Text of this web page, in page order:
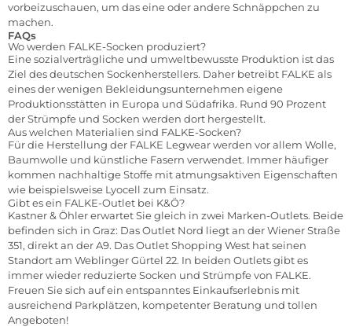
vorbeizuschauen, um das eine oder andere Schnäppchen zu
machen.
FAQs
Wo werden FALKE-Socken produziert?
Eine sozialverträgliche und umweltbewusste Produktion ist das
Ziel des deutschen Sockenherstellers. Daher betreibt FALKE als
eines der wenigen Bekleidungsunternehmen eigene
Produktionsstätten in Europa und Südafrika. Rund 90 Prozent
der Strümpfe und Socken werden dort hergestellt.
Aus welchen Materialien sind FALKE-Socken?
Für die Herstellung der FALKE Legwear werden vor allem Wolle,
Baumwolle und künstliche Fasern verwendet. Immer häufiger
kommen nachhaltige Stoffe mit atmungsaktiven Eigenschaften
wie beispielsweise Lyocell zum Einsatz.
Gibt es ein FALKE-Outlet bei K&Ö?
Kastner & Öhler erwartet Sie gleich in zwei Marken-Outlets. Beide
befinden sich in Graz: DasOutlet Nord liegt an der Wiener Straße
351, direkt an der A9. DasOutlet Shopping West hat seinen
Standort am Weblinger Gürtel 22. In beiden Outlets gibt es
immer wieder reduzierte Socken und Strümpfe von FALKE.
Freuen Sie sich auf ein entspanntes Einkaufserlebnis mit
ausreichend Parkplätzen, kompetenter Beratung und tollen
Angeboten!